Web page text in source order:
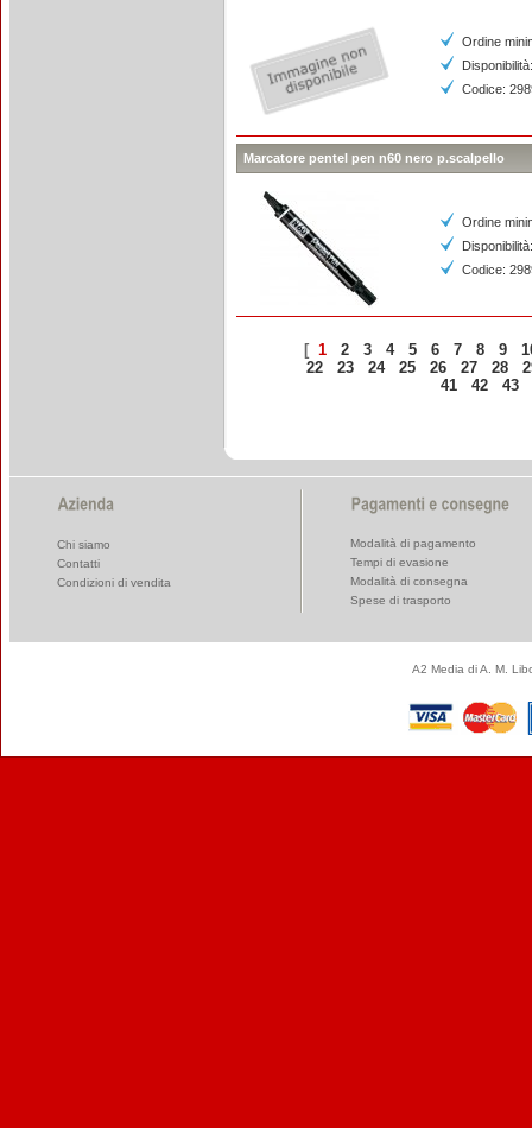
Ordine
Codice:
Marcatore pentel pen n60 nero p.scalpello
Ordine
Codice:
[ 1 2 3 4 5 6 7 8 9
22
23 24 25 26 27 28
41
42 43
Chi siamo
Contatti
Condizioni di vendita
Modalità di pagamento
Tempi di evasione
Modalità di consegna
Spese di trasporto
A2 Media di A. M.